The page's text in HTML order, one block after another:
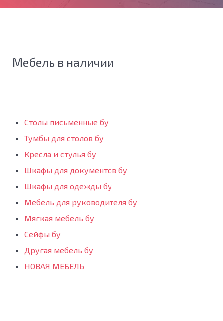
Мебель в наличии
Столы письменные бу
Тумбы для столов бу
Кресла и стулья бу
Шкафы для документов бу
Шкафы для одежды бу
Мебель для руководителя бу
Мягкая мебель бу
Сейфы бу
Другая мебель бу
НОВАЯ МЕБЕЛЬ